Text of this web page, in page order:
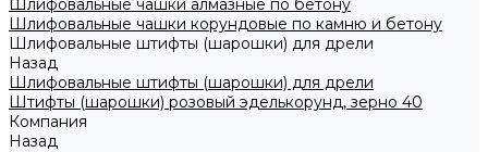
Шлифовальные чашки алмазные по бетону
Шлифовальные чашки корундовые по камню и бетону
Шлифовальные штифты (шарошки) для дрели
Назад
Шлифовальные штифты (шарошки) для дрели
Штифты (шарошки) розовый эделькорунд, зерно 40
Компания
Назад